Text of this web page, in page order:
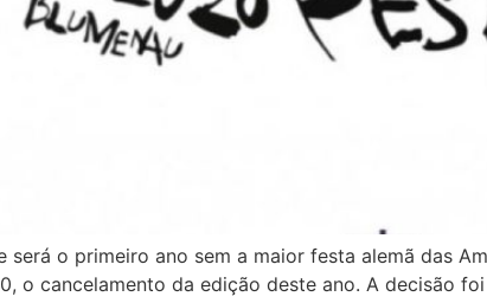
será o primeiro ano sem a maior festa alemã das
o cancelamento da edição deste ano. A decisão